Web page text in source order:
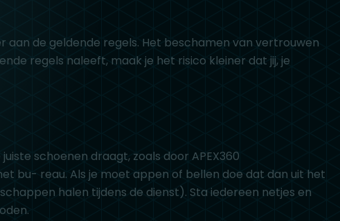
aan de geldende regels. Het beschamen van vertrouwen
regels naleeft, maak je het risico kleiner dat jij, je
schoenen draagt, zoals door APEX360
bu- reau. Als je moet appen of bellen doe dat dan uit het
halen tijdens de dienst). Sta iedereen netjes en